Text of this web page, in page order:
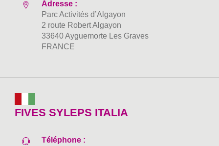
Adresse :
Parc Activités d’Algayon
2 route Robert Algayon
33640 Ayguemorte Les Graves
FRANCE
FIVES SYLEPS ITALIA
Téléphone :